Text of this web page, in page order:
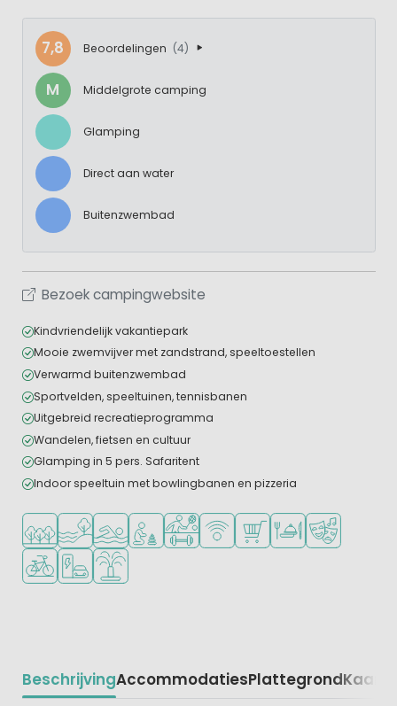
7,8 Beoordelingen (4)
M Middelgrote camping
Glamping
Direct aan water
Buitenzwembad
Bezoek campingwebsite
Kindvriendelijk vakantiepark
Mooie zwemvijver met zandstrand, speeltoestellen
Verwarmd buitenzwembad
Sportvelden, speeltuinen, tennisbanen
Uitgebreid recreatieprogramma
Wandelen, fietsen en cultuur
Glamping in 5 pers. Safaritent
Indoor speeltuin met bowlingbanen en pizzeria
Ligt in een bosrijke omgeving
Ligt bij het water
Openlucht zwembad
Aanbevolen voor jonge kinderen
Veel mogelijkheden om te sporten
WiFi beschikbaar
Campingwinkel/
Restaurant of
Fietsverhuur
Laadpaal elektrische auto
Waterspeeltuin
BeschrijvingAccommodatiesPlattegrondKaart